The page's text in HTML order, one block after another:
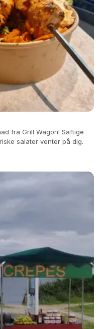
fra Grill Wagon! Saftige
salater venter på dig.